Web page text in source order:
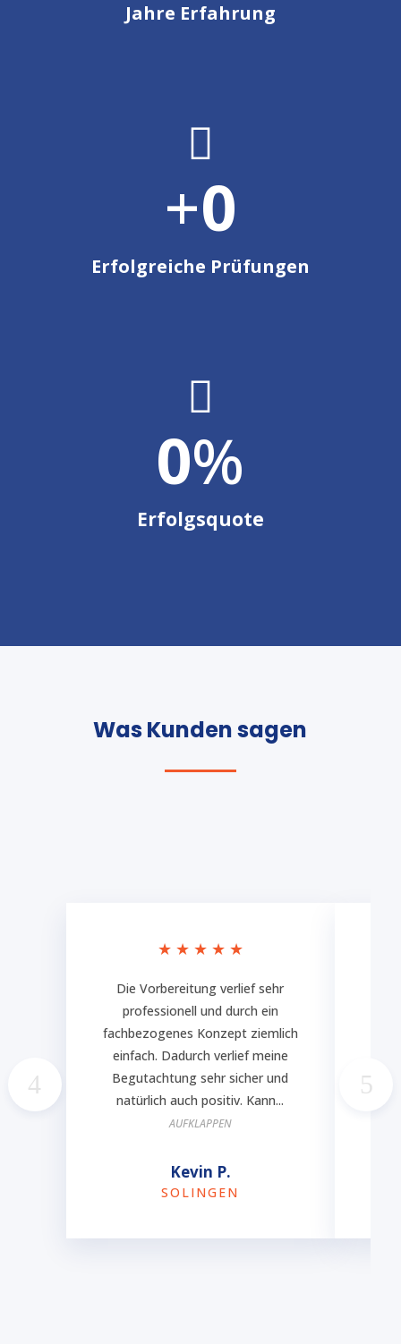
Jahre Erfahrung

+0
Erfolgreiche Prüfungen

0%
Erfolgsquote
Was Kunden sagen
★ ★ ★ ★ ★
Die Vorbereitung verlief sehr
professionell und durch ein
fachbezogenes Konzept ziemlich
einfach. Dadurch verlief meine
Begutachtung sehr sicher und
natürlich auch positiv. Kann...
AUFKLAPPEN
Kevin P.
SOLINGEN